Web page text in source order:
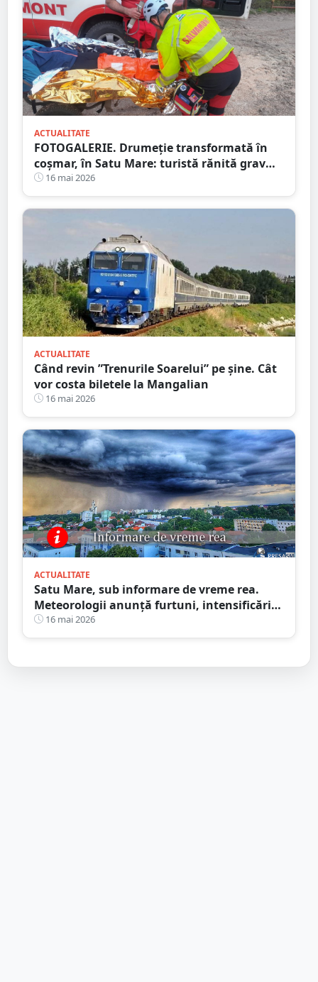
ACTUALITATE
FOTOGALERIE. Drumeție transformată în
coșmar, în Satu Mare: turistă rănită grav
după ce a alergat pe un traseu acoperit cu
frunze
16 mai 2026
ACTUALITATE
Când revin ”Trenurile Soarelui” pe şine. Cât
vor costa biletele la Mangalian
16 mai 2026
ACTUALITATE
Satu Mare, sub informare de vreme rea.
Meteorologii anunță furtuni, intensificări
de vânt și ploi în averse
16 mai 2026